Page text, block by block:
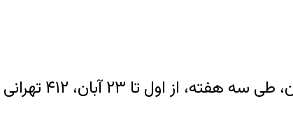
اثر آلودگی هوا جان خود را از دست دادند.